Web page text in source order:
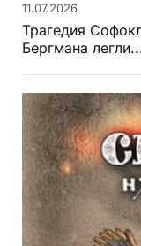
11.07.2026
Трагедия
Бергмана